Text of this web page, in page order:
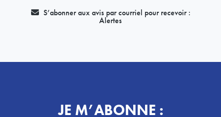
S’abonner aux avis par courriel pour recevoir :
Alertes
JE M’ABONNE :